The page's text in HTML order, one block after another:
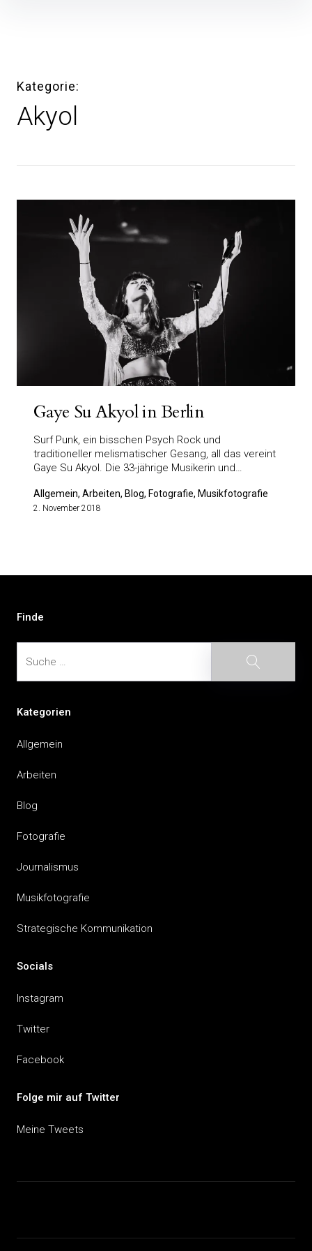
Kategorie
Akyol
Gaye Su Akyol in Berlin
Surf Punk, ein bisschen Psych Rock und
traditioneller melismatischer Gesang, all das vereint
Gaye Su Akyol. Die 33-jährige Musikerin und…
Allgemein, Arbeiten, Blog, Fotografie, Musikfotografie
2. November 2018
Finde
Suche
Kategorien
Allgemein
Arbeiten
Blog
Fotografie
Journalismus
Musikfotografie
Strategische Kommunikation
Socials
Instagram
Twitter
Facebook
Folge mir auf Twitter
Meine Tweets